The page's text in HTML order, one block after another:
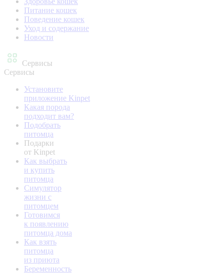
Питание кошек
Поведение кошек
Уход и содержание
Новости
Сервисы
Сервисы
Установите
приложение Kinpet
Какая порода
подходит вам?
Подобрать
питомца
Подарки
от Kinpet
Как выбрать
и купить
питомца
Симулятор
жизни с
питомцем
Готовимся
к появлению
питомца дома
Как взять
питомца
из приюта
Беременность